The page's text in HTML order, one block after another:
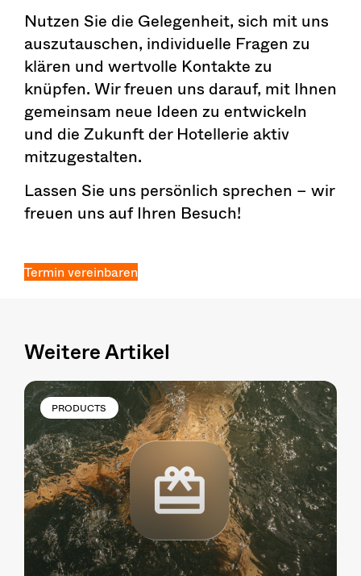
Nutzen Sie die Gelegenheit, sich mit uns
auszutauschen, individuelle Fragen zu
klären und wertvolle Kontakte zu
knüpfen. Wir freuen uns darauf, mit Ihnen
gemeinsam neue Ideen zu entwickeln
und die Zukunft der Hotellerie aktiv
mitzugestalten.
Lassen Sie uns persönlich sprechen – wir
freuen uns auf Ihren Besuch!
Termin vereinbaren
Weitere Artikel
PRODUCTS